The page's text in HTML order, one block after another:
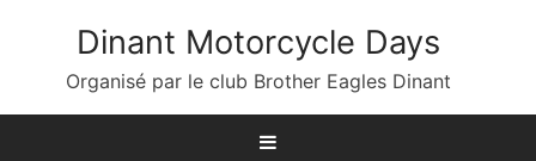
Dinant Motorcycle Days
Organisé par le club Brother Eagles Dinant